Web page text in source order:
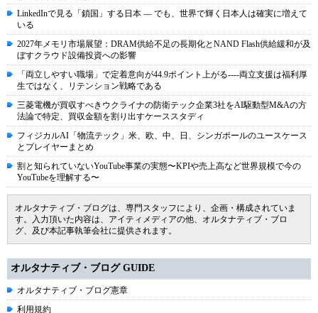
LinkedInで見る「鎖国」する日本 ― でも、世界で輝く日本人は確実に増えて
いる
2027年メモリ市場展望：DRAM供給不足の長期化とNAND Flash供給緩和が及
ぼすクラウド設備投資への影響
「両立しやすい職場」で定着意向が44.9ポイント上がる----両立支援は福利厚
生ではなく、リテンション戦略である
三菱電機が買収すべきウクライナの防衛テック企業3社をAI駆動型M&Aの方
法論で特定、買収金額を割り出すケーススタディ
フィジカルAI「物流テック」米、欧、中、日、シンガポールのユースケース
とプレイヤーまとめ
割と知られていないYouTube事業の実態〜KPIや売上高など世界規模で今の
YouTubeを理解する〜
オルタナティブ・ブログは、専門スタッフにより、企画・構成されていま
す。入力頂いた内容は、アイティメディアの他、オルタナティブ・ブロ
グ、及び本記事執筆会社に提供されます。
オルタナティブ・ブログ GUIDE
オルタナティブ・ブログ憲章
利用規約